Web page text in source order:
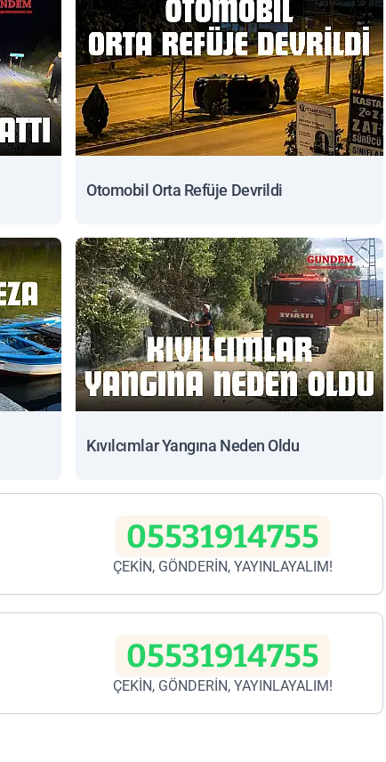
Otomobil Orta Refüje Devrildi
Kıvılcımlar Yangına Neden Oldu
05531914755
ÇEKİN, GÖNDERİN, YAYINLAYALIM!
05531914755
ÇEKİN, GÖNDERİN, YAYINLAYALIM!